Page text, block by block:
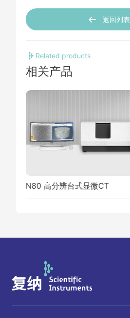
返回列表
Related products
相关产品
N80 高分辨台式显微CT